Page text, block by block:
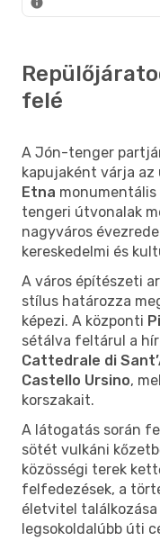
felé
A Jón-tenger
kapujaként várja
Etna
tengeri útvonalak
nagyváros
kereskedelmi és
A város építészeti
stílus határozza
képezi. A központi
sétálva feltárul a
Cattedrale di
Castello Ursino,
korszakait.
A látogatás során
sötét vulkáni
közösségi terek
felfedezések, a
életvitel
legsokoldalúbb úti